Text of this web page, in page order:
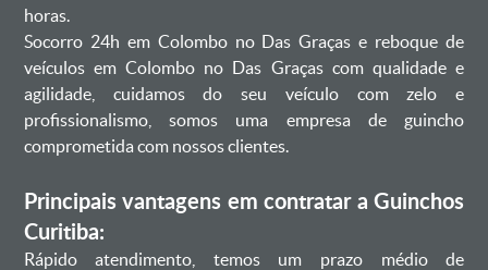
horas.
Socorro 24h em Colombo no Das Graças e reboque de
veículos em Colombo no Das Graças com qualidade e
agilidade, cuidamos do seu veículo com zelo e
profissionalismo, somos uma empresa de guincho
comprometida com nossos clientes.
Principais vantagens em contratar a Guinchos
Curitiba:
Rápido atendimento, temos um prazo médio de